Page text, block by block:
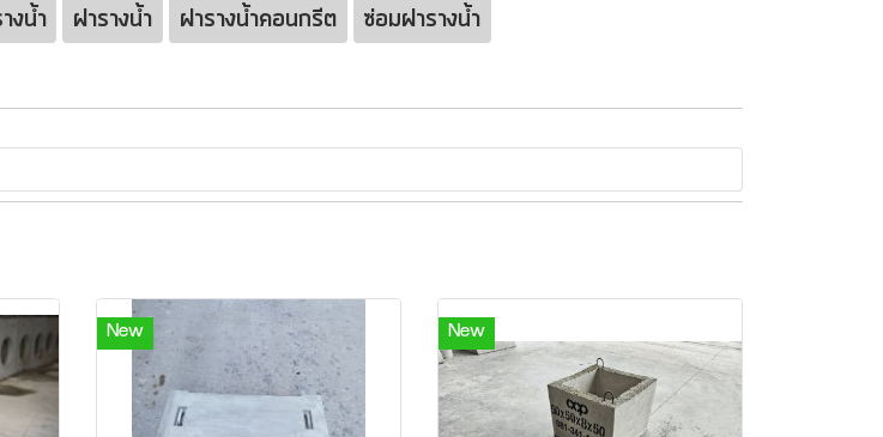
งน้ำ ฝารางน้ำ ฝารางน้ำคอนกรีต ซ่อมฝารางน้ำ
New New